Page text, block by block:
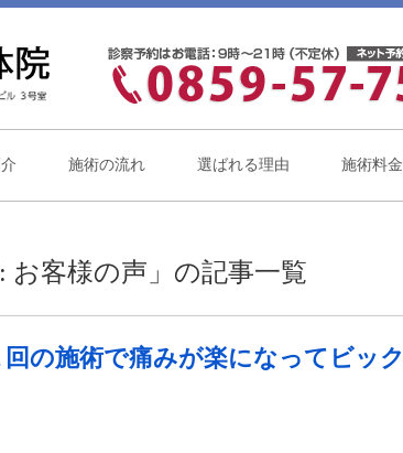
施術の流れ 選ばれる理由 施術料金
お客様の声 」の記事一覧
の施術で痛みが楽になってビック